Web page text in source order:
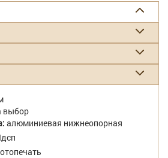
выбор
алюминиевая нижнеопорная